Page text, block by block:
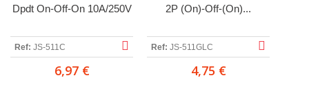
Dpdt On-Off-On 10A/250V
Ref: JS-511C
6,97 €
2P (On)-Off-(On)...
Ref: JS-511GLC
4,75 €